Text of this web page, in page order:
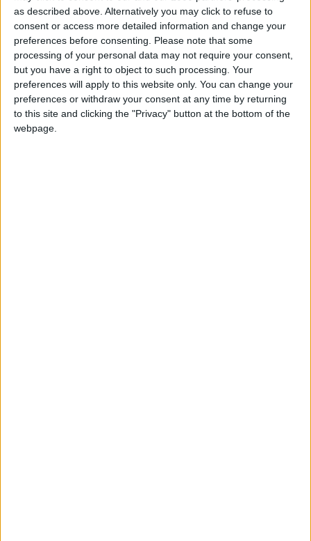
as described above. Alternatively you may click to refuse to
consent or access more detailed information and change your
preferences before consenting.
Please note that some
processing of your personal data may not require your consent,
but you have a right to object to such processing. Your
preferences will apply to this website only. You can change your
preferences or withdraw your consent at any time by returning
to this site and clicking the "Privacy" button at the bottom of the
webpage.
«Aujourd’hui, mon parcours à l’AS Monaco prend fin, a-t-il
écrit.J’ai abordé cette mission avec sincérité, énergie et la
volonté de donner le meilleur de moi-même chaque jour au
service du club. Toutes les expériences ne se terminent pas
comme on l’espérait, mais chacune apporte des
enseignements précieux pour la suite. Je reste profondément
attaché aux valeurs de travail, d’exigence et de
développement qui m’accompagnent depuis le début de ma